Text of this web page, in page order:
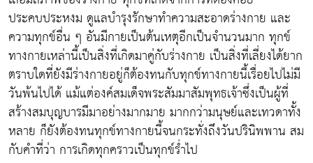
ประคบประหงม ดูแลบำรุงรักษาทำความสะอาดร่างกาย และ
ความทุกข์อื่น ๆ อันมีกายเป็นต้นเหตุอีกเป็นจำนวนมาก ทุกข์
ทางกายเหล่านี้เป็นสิ่งที่เกิดมาคู่กับร่างกาย เป็นสิ่งที่เลี่ยงได้ยาก
ตราบใดที่ยังมีร่างกายอยู่ก็ต้องทนกับทุกข์ทางกายนี้เรื่อยไปไม่มี
วันพ้นไปได้ แม้แต่องค์สมเด็จพระสัมมาสัมพุทธเจ้าซึ่งเป็นผู้ที่
สร้างสมบุญบารมีมาอย่างมากมาย มากกว่ามนุษย์และเทวดาทั้ง
หลาย ก็ยังต้องทนทุกข์ทางกายนี้จนกระทั่งถึงวันปรินิพพาน สม
กับคำที่ว่า การเกิดทุกคราวเป็นทุกข์ร่ำไป